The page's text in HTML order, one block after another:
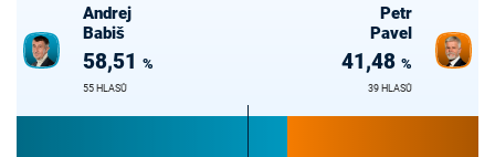
Andrej
Babiš
58,51 %
55 HLASŮ
Petr
Pavel
41,48 %
39 HLASŮ